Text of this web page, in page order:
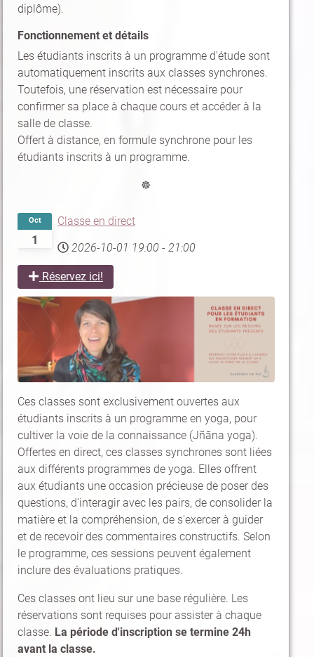
diplôme).
Fonctionnement et détails
Les étudiants inscrits à un programme d'étude sont
automatiquement inscrits aux classes synchrones.
Toutefois, une réservation est nécessaire pour
confirmer sa place à chaque cours et accéder à la
salle de classe.
Offert à distance, en formule synchrone pour les
étudiants inscrits à un programme.
☸
1
Oct
Classe en direct
2026-10-01 19:00 - 21:00
Réservez ici!
Ces classes sont exclusivement ouvertes aux
étudiants inscrits à un programme en yoga, pour
cultiver la voie de la connaissance (Jñāna yoga).
Offertes en direct, ces classes synchrones sont liées
aux différents programmes de yoga. Elles offrent
aux étudiants une occasion précieuse de poser des
questions, d'interagir avec les pairs, de consolider la
matière et la compréhension, de s'exercer à guider
et de recevoir des commentaires constructifs. Selon
le programme, ces sessions peuvent également
inclure des évaluations pratiques.
Ces classes ont lieu sur une base régulière. Les
réservations sont requises pour assister à chaque
classe. La période d'inscription se termine 24h
avant la classe.